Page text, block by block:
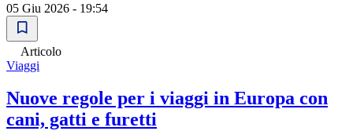
05 Giu 2026 - 19:54
Articolo
Viaggi
Nuove regole per i viaggi in Europa con
cani, gatti e furetti